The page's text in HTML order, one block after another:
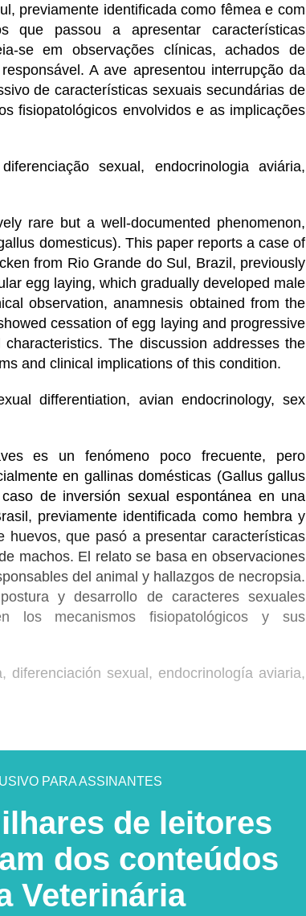
previamente identificada como fêmea e com
que passou a apresentar características
se em observações clínicas, achados de
A ave apresentou interrupção da
de características sexuais secundárias de
fisiopatológicos envolvidos e as implicações
sexual, endocrinologia aviária,
rare but a well-documented phenomenon,
domesticus). This paper reports a case of
from Rio Grande do Sul, Brazil, previously
egg laying, which gradually developed male
observation, anamnesis obtained from the
cessation of egg laying and progressive
The discussion addresses the
and clinical implications of this condition.
differentiation, avian endocrinology, sex
es un fenómeno poco frecuente, pero
en gallinas domésticas (Gallus gallus
de inversión sexual espontánea en una
previamente identificada como hembra y
huevos, que pasó a presentar características
machos. El relato se basa en observaciones
del animal y hallazgos de necropsia.
y desarrollo de caracteres sexuales
los mecanismos fisiopatológicos y sus
diferenciación sexual, endocrinología aviaria,
PARA ASSINANTES
de leitores
dos conteúdos
Veterinária